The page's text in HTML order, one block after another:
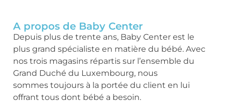
A propos de Baby Center
Depuis plus de trente ans, Baby Center est le
plus grand spécialiste en matière du bébé. Avec
nos trois magasins répartis sur l’ensemble du
Grand Duché du Luxembourg, nous
sommes toujours à la portée du client en lui
offrant tous dont bébé a besoin.